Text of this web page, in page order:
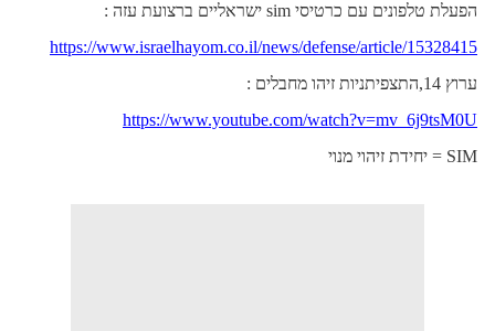
הפעלת טלפונים עם כרטיסי sim ישראליים ברצועת עזה :
https://www.israelhayom.co.il/news/defense/article/15328415
ערוץ 14,התצפיתניות זיהו מחבלים :
https://www.youtube.com/watch?v=mv_6j9tsM0U
SIM = יחידת זיהוי מנוי